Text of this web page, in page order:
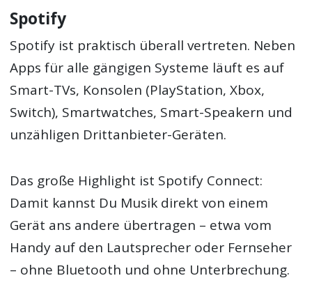
Spotify
Spotify ist praktisch überall vertreten. Neben
Apps für alle gängigen Systeme läuft es auf
Smart-TVs, Konsolen (PlayStation, Xbox,
Switch), Smartwatches, Smart-Speakern und
unzähligen Drittanbieter-Geräten.
Das große Highlight ist Spotify Connect:
Damit kannst Du Musik direkt von einem
Gerät ans andere übertragen – etwa vom
Handy auf den Lautsprecher oder Fernseher
– ohne Bluetooth und ohne Unterbrechung.